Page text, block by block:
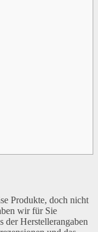
Produkte, doch nicht
wir für Sie
der Herstellerangaben